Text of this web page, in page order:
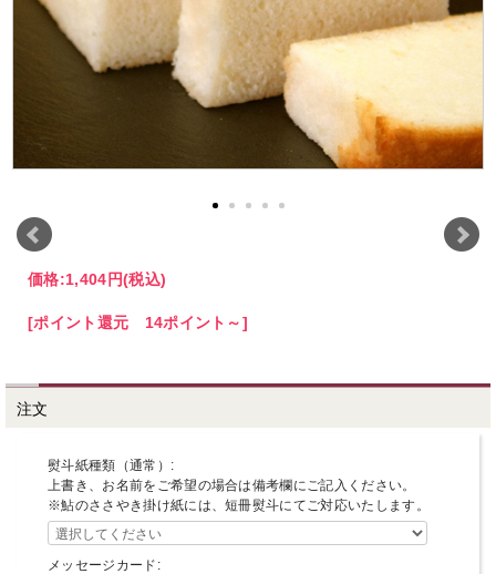
価格:1,404円(税込)
[ポイント還元 14ポイント～]
注文
熨斗紙種類（通常）:
上書き、お名前をご希望の場合は備考欄にご記入ください。
※鮎のささやき掛け紙には、短冊熨斗にてご対応いたします。
メッセージカード: